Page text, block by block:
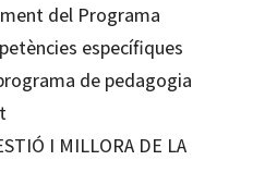
del Programa
específiques
de pedagogia
I MILLORA DE LA